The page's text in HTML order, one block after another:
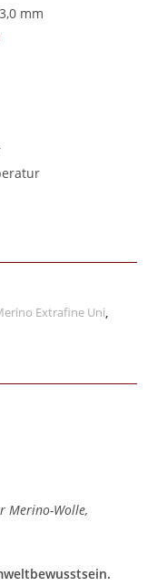
mm
Extrafine Uni,
Merino-Wolle,